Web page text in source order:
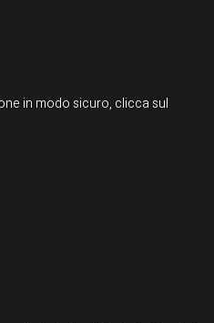
in modo sicuro, clicca sul